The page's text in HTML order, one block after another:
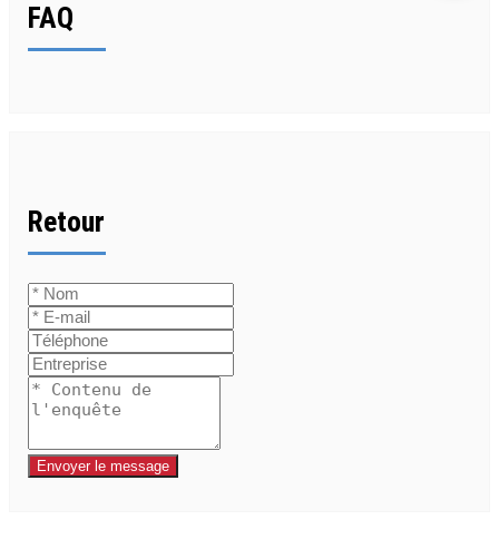
FAQ
Retour
Envoyer le message